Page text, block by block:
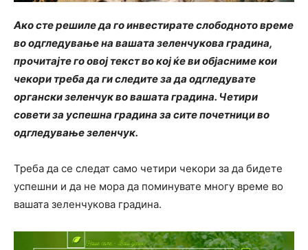
Ако сте решиле да го инвестирате слободното време
во одгледување на вашата зеленчукова градина,
прочитајте го овој текст во кој ќе ви објасниме кои
чекори треба да ги следите за да одгледувате
органски зеленчук во вашата градина. Четири
совети за успешна градина за сите почетници во
одгледување зеленчук.
Треба да се следат само четири чекори за да бидете
успешни и да не мора да поминувате многу време во
вашата зеленчукова градина.